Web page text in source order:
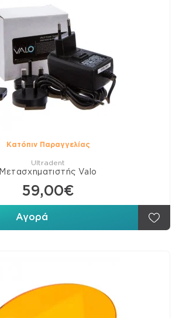
Κατόπιν Παραγγελίας
Ultradent
Μετασχηματιστής Valo
59,00€
Αγορά